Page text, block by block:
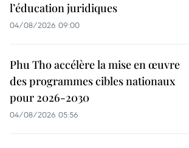
l’éducation juridiques
04/08/2026 09:00
Phu Tho accélère la mise en œuvre
des programmes cibles nationaux
pour 2026-2030
04/08/2026 05:56